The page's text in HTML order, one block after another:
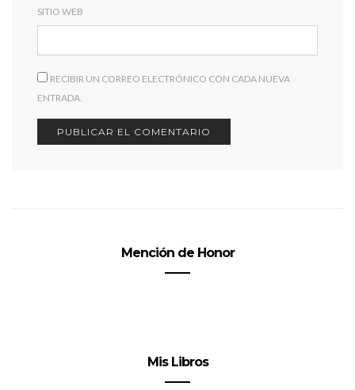
SITIO WEB
RECIBIR UN CORREO ELECTRÓNICO CON CADA NUEVA
ENTRADA.
Mención de Honor
Mis Libros